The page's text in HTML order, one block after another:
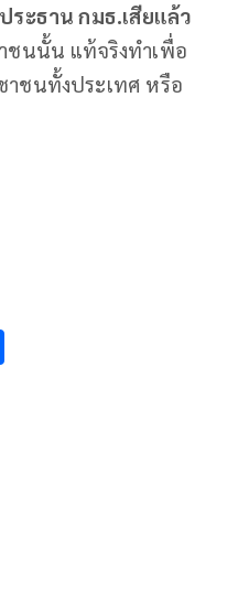
ระธาน กมธ.เสียแล้ว
ชนนั้น แท้จริงทำเพื่อ
าชนทั้งประเทศ หรือ